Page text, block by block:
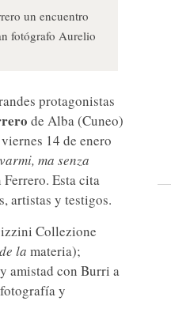
un encuentro
fotógrafo Aurelio
protagonistas
de Alba (Cuneo)
14 de enero
ma senza
Esta cita
artistas y testigos.
Collezione
la materia);
amistad con Burri a
y